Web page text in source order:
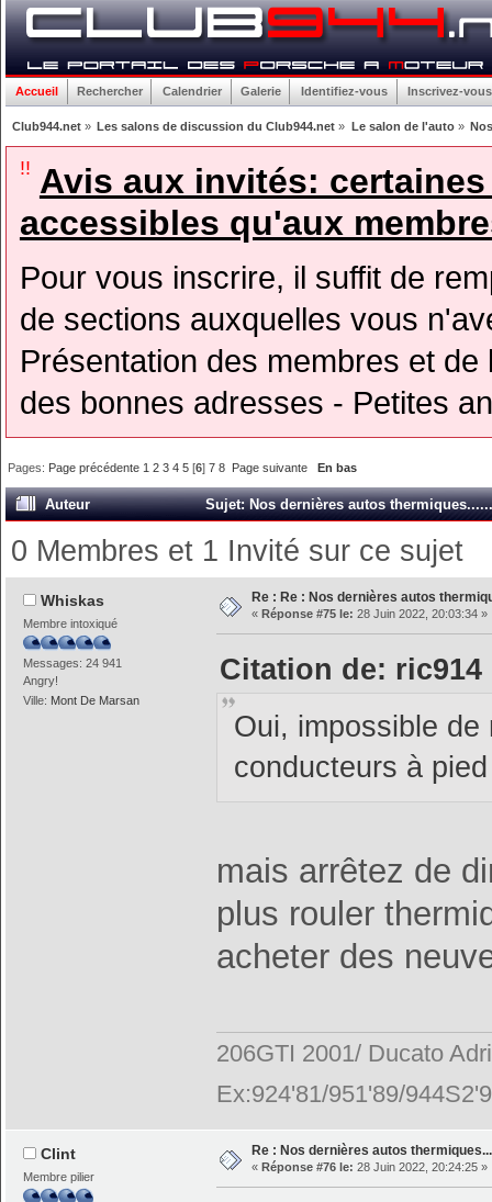
Accueil Rechercher Calendrier Galerie Identifiez-vous Inscrivez-vous
Club944.net» Les salons de discussion du Club944.net » Le salon de l'auto»
!! Avis aux invités:
accessibles qu'aux
Pour vous inscrire, il suffit de
de sections auxquelles vous
Présentation des membres et
des bonnes adresses - Petites
Pages: Page précédente 1 2 3 4 5 [6]7 8 Page suivante En bas
Auteur Sujet: Nos dernières autos
0 Membres et 1 Invité sur ce sujet
Whiskas
Membre intoxiqué
Messages: 24 941
Angry!
Ville: Mont De Marsan
Re : Re : Nos dernières autos
« Réponse #75 le: 28 Juin 2022, 20:03:34 »
Citation de: ric914
Oui, impossible
conducteurs à
mais arrêtez de
plus rouler
acheter des
206GTI 2001/ Ducato
Ex:924'81/951'89/
Clint
Membre pilier
Re : Nos dernières autos
« Réponse #76 le: 28 Juin 2022, 20:24:25 »